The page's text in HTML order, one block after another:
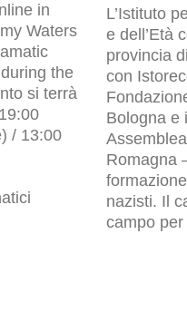
in
Waters
the
si terrà
/ 13:00
L’Istituto
e dell’Età
provincia
con
Bologna e
Romagna
nazisti. Il
campo